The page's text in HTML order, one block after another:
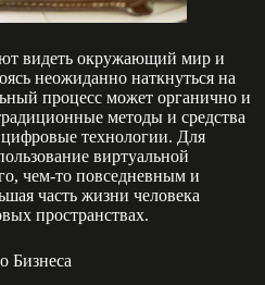
видеть окружающий мир и
неожиданно наткнуться на
процесс может органично и
методы и средства
технологии. Для
виртуальной
чем-то повседневным и
часть жизни человека
пространствах.
Бизнеса